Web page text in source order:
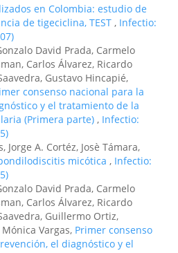
en Colombia: estudio de
de tigeciclina, TEST , Infectio:
David Prada, Carmelo
Carlos Álvarez, Ricardo
Gustavo Hincapié,
consenso nacional para la
y el tratamiento de la
(Primera parte) , Infectio:
Jorge A. Cortéz, Josè Támara,
micótica , Infectio:
David Prada, Carmelo
Carlos Álvarez, Ricardo
Guillermo Ortiz,
Vargas, Primer consenso
el diagnóstico y el